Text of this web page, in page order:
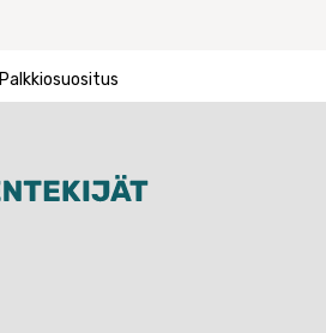
Palkkiosuositus